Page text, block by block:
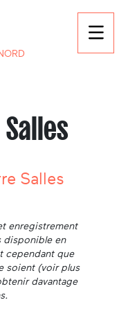
Salles
enregistrement
disponible en
cependant que
soient (voir plus
davantage